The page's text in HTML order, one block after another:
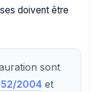
doivent être
sont
2004 et